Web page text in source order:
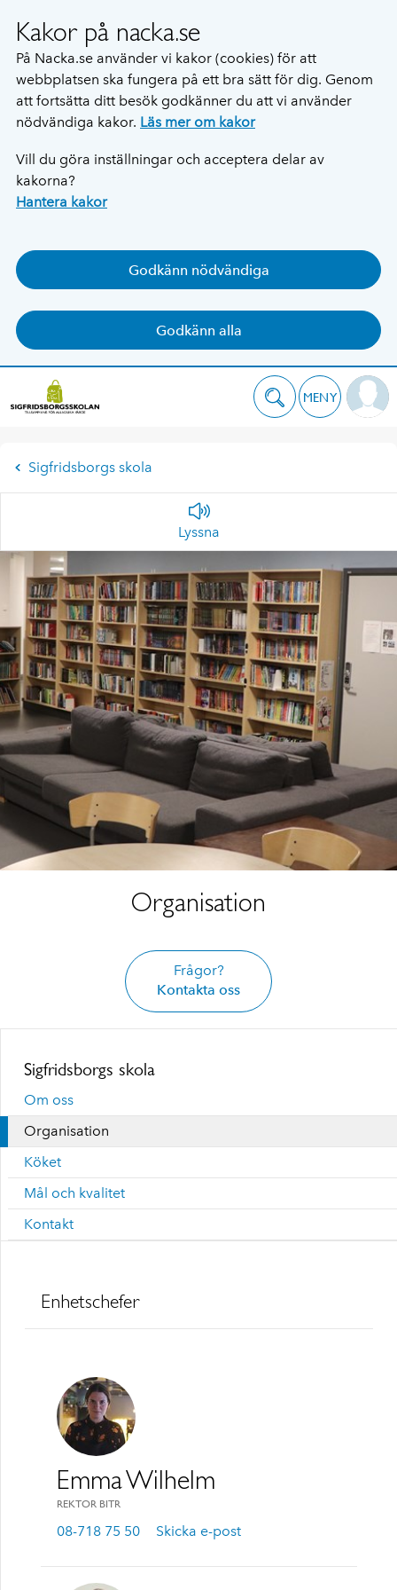
Kakor på nacka.se
På Nacka.se använder vi kakor (cookies) för att
webbplatsen ska fungera på ett bra sätt för dig. Genom
att fortsätta ditt besök godkänner du att vi använder
nödvändiga kakor. Läs mer om kakor
Vill du göra inställningar och acceptera delar av
kakorna?
Hantera kakor
Godkänn nödvändiga
Godkänn alla
MENY
Sigfridsborgs skola
Lyssna
Organisation
Frågor?
Kontakta oss
Sigfridsborgs skola
Om oss
Organisation
Köket
Mål och kvalitet
Kontakt
Enhetschefer
Emma Wilhelm
REKTOR BITR
08-718 75 50 Skicka e-post